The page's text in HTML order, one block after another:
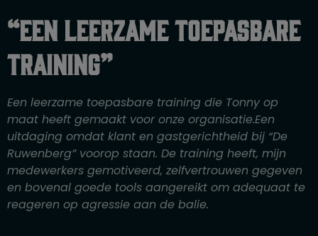
a
r
i
n
g
4
v
a
n
“Een leerzame toepasbare
training”
Een leerzame toepasbare training die Tonny op
maat heeft gemaakt voor onze organisatie.Een
uitdaging omdat klant en gastgerichtheid bij “De
Ruwenberg” voorop staan. De training heeft, mijn
medewerkers gemotiveerd, zelfvertrouwen gegeven
en bovenal goede tools aangereikt om adequaat te
reageren op agressie aan de balie.